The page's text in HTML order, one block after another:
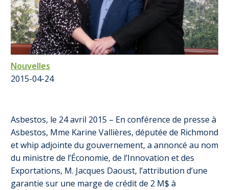
Nouvelles
2015-04-24
Asbestos, le 24 avril 2015 – En conférence de presse à
Asbestos, Mme Karine Vallières, députée de Richmond
et whip adjointe du gouvernement, a annoncé au nom
du ministre de l’Économie, de l’Innovation et des
Exportations, M. Jacques Daoust, l’attribution d’une
garantie sur une marge de crédit de 2 M$ à